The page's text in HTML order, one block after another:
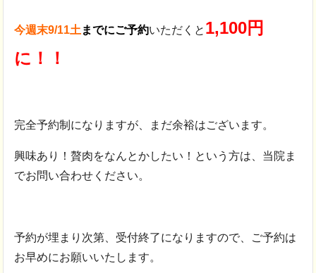
今週末9/11土 までにご予約いただくと 1,100円
に！！
完全予約制になりますが、まだ余裕はございます。
興味あり！贅肉をなんとかしたい！という方は、当院ま
でお問い合わせください。
予約が埋まり次第、受付終了になりますので、ご予約は
お早めにお願いいたします。